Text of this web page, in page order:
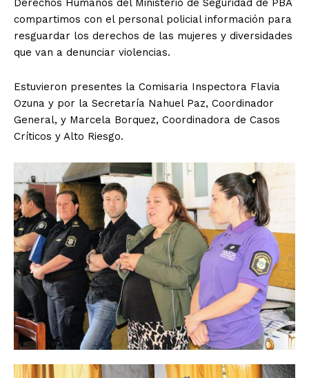
Derechos Humanos del Ministerio de Seguridad de PBA
compartimos con el personal policial información para
resguardar los derechos de las mujeres y diversidades
que van a denunciar violencias.
Estuvieron presentes la Comisaria Inspectora Flavia
Ozuna y por la Secretaría Nahuel Paz, Coordinador
General, y Marcela Borquez, Coordinadora de Casos
Críticos y Alto Riesgo.